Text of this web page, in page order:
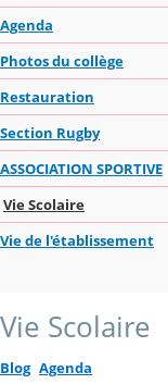
Agenda
Photos du collège
Restauration
Section Rugby
ASSOCIATION SPORTIVE
Vie Scolaire
Vie de l'établissement
Vie Scolaire
Blog Agenda